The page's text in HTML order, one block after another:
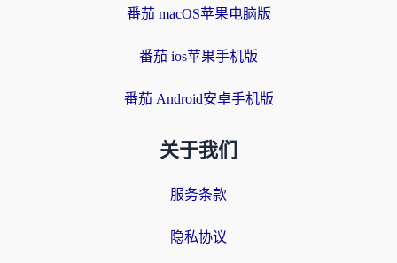
番茄 macOS苹果电脑版
番茄 ios苹果手机版
番茄 Android安卓手机版
关于我们
服务条款
隐私协议